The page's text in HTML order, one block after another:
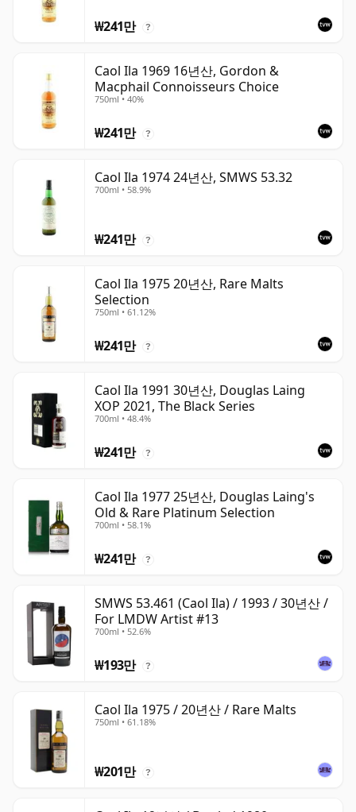
₩241만 ?
Caol Ila 1969 16년산, Gordon &
Macphail Connoisseurs Choice
750ml • 40%
₩241만 ?
Caol Ila 1974 24년산, SMWS 53.32
700ml • 58.9%
₩241만 ?
Caol Ila 1975 20년산, Rare Malts
Selection
750ml • 61.12%
₩241만 ?
Caol Ila 1991 30년산, Douglas Laing
XOP 2021, The Black Series
700ml • 48.4%
₩241만 ?
Caol Ila 1977 25년산, Douglas Laing's
Old & Rare Platinum Selection
700ml • 58.1%
₩241만 ?
SMWS 53.461 (Caol Ila) / 1993 / 30년산 /
For LMDW Artist #13
700ml • 52.6%
₩193만 ?
Caol Ila 1975 / 20년산 / Rare Malts
750ml • 61.18%
₩201만 ?